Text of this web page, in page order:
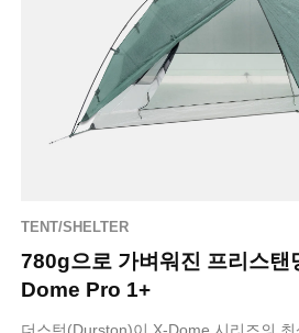
TENT/SHELTER
780g으로 가벼워진 프리스
Dome Pro 1+
더스턴(Durston)이 X-Dome 시리즈의